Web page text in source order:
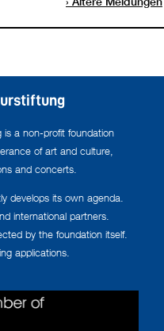
is a non-profit foundation
of art and culture,
and concerts.
develops its own agenda.
international partners.
by the foundation itself.
applications.